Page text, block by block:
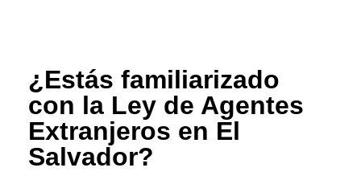
¿Estás familiarizado
con la Ley de Agentes
Extranjeros en El
Salvador?